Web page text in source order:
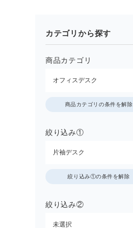
カテゴリから探す
商品カテゴリ
商品カテゴリの条件を解除
絞り込み①
絞り込み①の条件を解除
絞り込み②